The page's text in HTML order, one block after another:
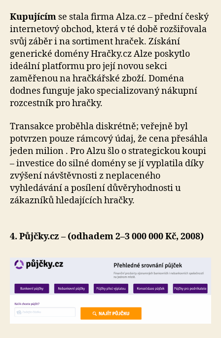
Kupujícím se stala firma Alza.cz – přední český
internetový obchod, která v té době rozšiřovala
svůj záběr i na sortiment hraček. Získání
generické domény Hračky.cz Alze poskytlo
ideální platformu pro její novou sekci
zaměřenou na hračkářské zboží. Doména
dodnes funguje jako specializovaný nákupní
rozcestník pro hračky.
Transakce proběhla diskrétně; veřejně byl
potvrzen pouze rámcový údaj, že cena přesáhla
jeden milion . Pro Alzu šlo o strategickou koupi
– investice do silné domény se jí vyplatila díky
zvýšení návštěvnosti z neplaceného
vyhledávání a posílení důvěryhodnosti u
zákazníků hledajících hračky.
4. Půjčky.cz – (odhadem 2–3 000 000 Kč, 2008)